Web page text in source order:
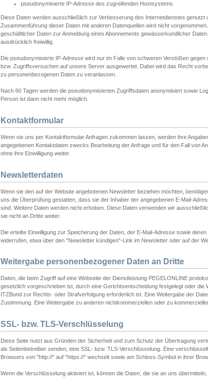
pseudonymisierte IP-Adresse des zugreifenden Hostsystems
Diese Daten werden ausschließlich zur Verbesserung des Internetdienstes
Zusammenführung dieser Daten mit anderen Datenquellen wird nicht
geschäftlicher Daten zur Anmeldung eines Abonnements gewässerkundlicher
ausdrücklich freiwillig.
Die pseudonymisierte IP-Adresse wird nur im Falle von schweren Verstößen
bzw. Zugriffsversuchen auf unsere Server ausgewertet. Dabei wird das Recht
zu personenbezogenen Daten zu veranlassen.
Nach 60 Tagen werden die pseudonymisierten Zugriffsdaten anonymisiert sowie
Person ist dann nicht mehr möglich.
Kontaktformular
Wenn sie uns per Kontaktformular Anfragen zukommen lassen, werden ihre
angegebenen Kontaktdaten zwecks Bearbeitung der Anfrage und für den Fall von
ohne ihre Einwilligung weiter.
Newsletterdaten
Wenn sie den auf der Website angebotenen Newsletter beziehen möchten,
uns die Überprüfung gestatten, dass sie der Inhaber der angegebenen E-Mail-
sind. Weitere Daten werden nicht erhoben. Diese Daten verwenden wir
sie nicht an Dritte weiter.
Die erteilte Einwilligung zur Speicherung der Daten, der E-Mail-Adresse sowie
widerrufen, etwa über den "Newsletter kündigen"-Link im Newsletter oder auf der
Weitergabe personenbezogener Daten an Dritte
Daten, die beim Zugriff auf eine Webseite der Dienstleistung PEGELONLINE
gesetzlich vorgeschrieben ist, durch eine Gerichtsentscheidung festgelegt oder die
ITZBund zur Rechts- oder Strafverfolgung erforderlich ist. Eine Weitergabe der
Zustimmung. Eine Weitergabe zu anderen nichtkommerziellen oder zu
SSL- bzw. TLS-Verschlüsselung
Diese Seite nutzt aus Gründen der Sicherheit und zum Schutz der Übertragung
als Seitenbetreiber senden, eine SSL- bzw. TLS-Verschlüsselung. Eine
Browsers von "http://" auf "https://" wechselt sowie am Schloss-Symbol in ihrer
Wenn die Verschlüsselung aktiviert ist, können die Daten, die sie an uns